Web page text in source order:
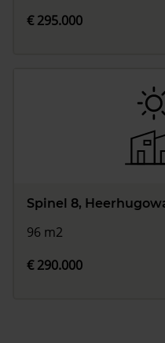
€ 295.000
Spinel 8,
96 m2
€ 290.000